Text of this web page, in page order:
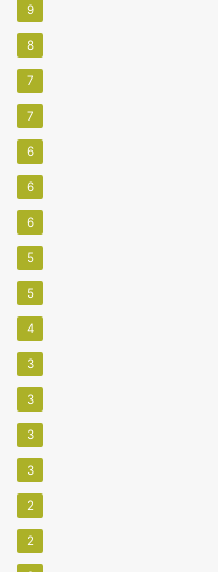
9
8
7
7
6
6
6
5
5
4
3
3
3
3
2
2